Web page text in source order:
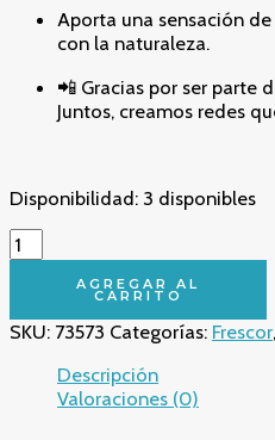
Aporta una sensación
con la naturaleza.
📲 Gracias por ser parte
Juntos, creamos redes
Disponibilidad: 3 disponibles
Irresistible
Frescor
150
Fragancia
AGREGAR AL
CARRITO
SKU: 73573 Categorías: Frescor,
Descripción
Valoraciones (0)